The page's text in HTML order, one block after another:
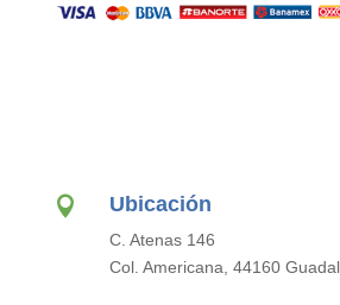
 Ubicación
C. Atenas 146
Col. Americana, 44160